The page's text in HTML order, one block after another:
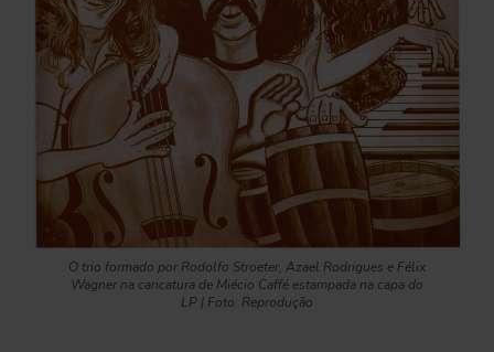
O trio formado por Rodolfo Stroeter, Azael Rodrigues e Félix
Wagner na caricatura de Miécio Caffé estampada na capa do
LP | Foto: Reprodução